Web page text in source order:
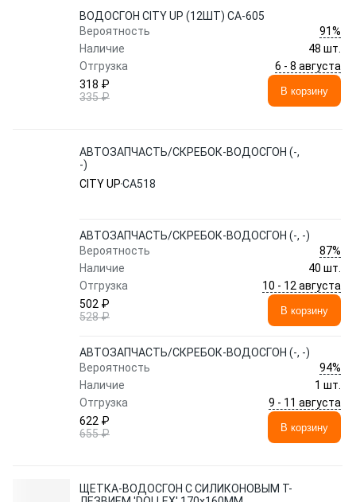
ВОДОСГОН CITY UP (12ШТ) CA-605
Вероятность
91%
Наличие
48 шт.
Отгрузка
6 - 8 августа
318 ₽
335 ₽
В корзину
АВТОЗАПЧАСТЬ/СКРЕБОК-ВОДОСГОН (-,
-)
CITY UPCA518
АВТОЗАПЧАСТЬ/СКРЕБОК-ВОДОСГОН (-, -)
Вероятность
87%
Наличие
40 шт.
Отгрузка
10 - 12 августа
502 ₽
528 ₽
В корзину
АВТОЗАПЧАСТЬ/СКРЕБОК-ВОДОСГОН (-, -)
Вероятность
94%
Наличие
1 шт.
Отгрузка
9 - 11 августа
622 ₽
655 ₽
В корзину
ЩЕТКА-ВОДОСГОН С СИЛИКОНОВЫМ Т-